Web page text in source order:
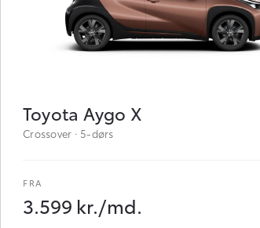
Toyota Aygo X
Crossover · 5-dørs
3.599 kr./md.